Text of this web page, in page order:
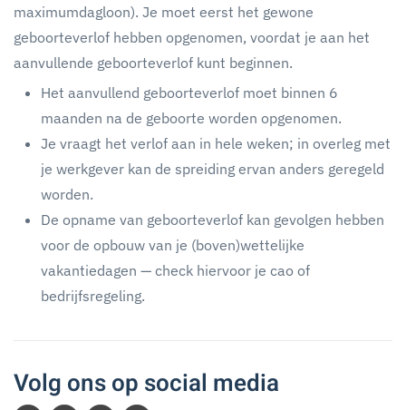
maximumdagloon). Je moet eerst het gewone
geboorteverlof hebben opgenomen, voordat je aan het
aanvullende geboorteverlof kunt beginnen.
Het aanvullend geboorteverlof moet binnen 6
maanden na de geboorte worden opgenomen.
Je vraagt het verlof aan in hele weken; in overleg met
je werkgever kan de spreiding ervan anders geregeld
worden.
De opname van geboorteverlof kan gevolgen hebben
voor de opbouw van je (boven)wettelijke
vakantiedagen — check hiervoor je cao of
bedrijfsregeling.
Volg ons op social media